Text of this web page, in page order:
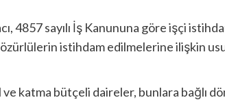
4857 sayılı İş Kanununa göre işçi
istihdam edilmelerine ilişkin
katma bütçeli daireler, bunlara bağlı